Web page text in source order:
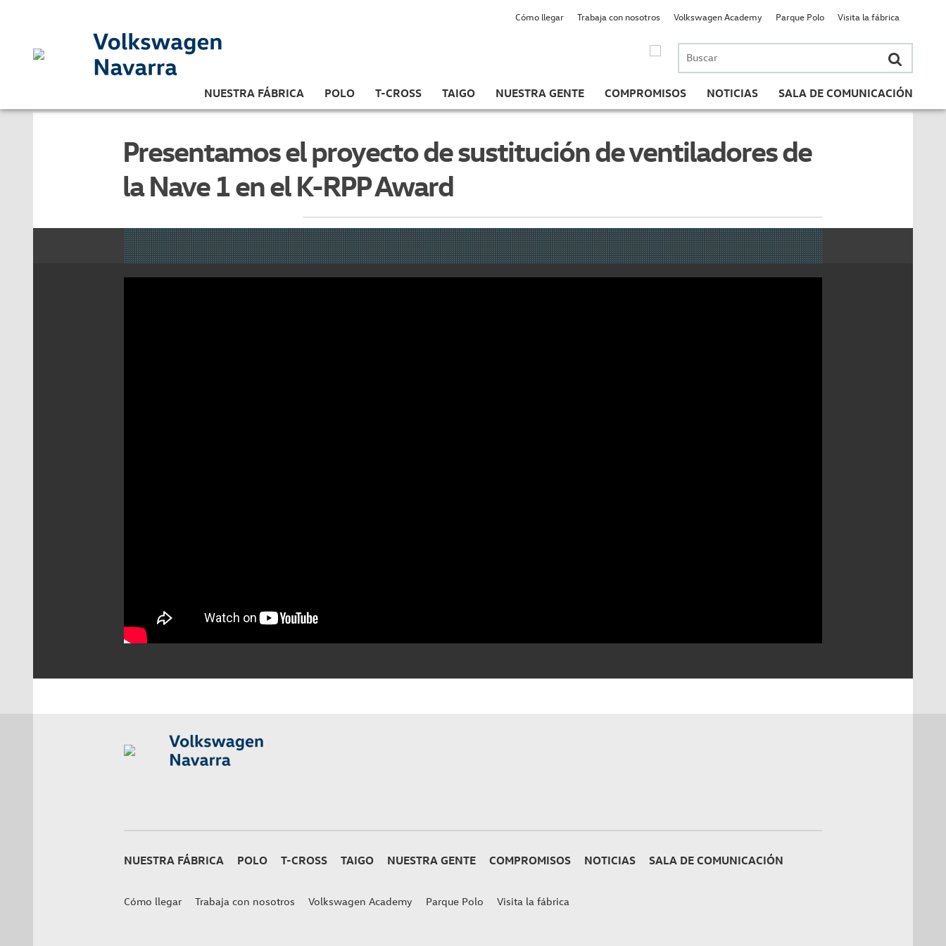
Buscar
por:
NUESTRA FÁBRICA POLO T-CROSS TAIGO NUESTRA GENTE COMPROMISOS NOTICIAS SALA DE COMUNICACIÓN
Cómo llegar Trabaja con nosotros Volkswagen Academy Parque Polo Visita la fábrica
Presentamos el proyecto de sustitución de ventiladores de
la Nave 1 en el K-RPP Award
NUESTRA FÁBRICA POLO T-CROSS TAIGO NUESTRA GENTE COMPROMISOS NOTICIAS SALA DE COMUNICACIÓN
Cómo llegar Trabaja con nosotros Volkswagen Academy Parque Polo Visita la fábrica